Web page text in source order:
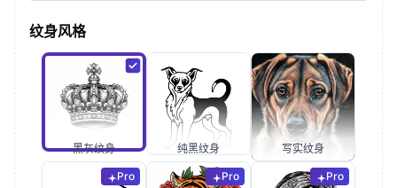
纹身风格
黑灰纹身 纯黑纹身 写实纹身
Pro Pro Pro